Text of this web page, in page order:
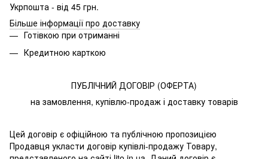
Укрпошта - від 45 грн.
Більше інформації про доставку
Готівкою при отриманні
Кредитною карткою
ПУБЛІЧНИЙ ДОГОВІР (ОФЕРТА)
на замовлення, купівлю-продаж і доставку товарів
Цей договір є офіційною та публічною пропозицією
Продавця укласти договір купівлі-продажу Товару,